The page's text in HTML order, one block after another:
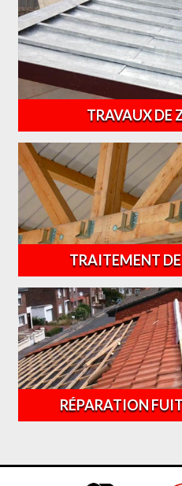
TRAVAUX DE
TRAITEMENT
RÉPARATION